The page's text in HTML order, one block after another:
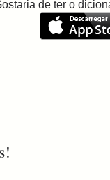
de ter o